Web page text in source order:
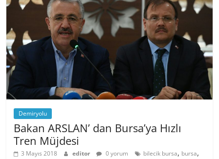
Demiryolu
Bakan ARSLAN’ dan Bursa’ya Hızlı
Tren Müjdesi
3 Mayıs 2018 editor 0 yorum bilecik bursa, bursa,